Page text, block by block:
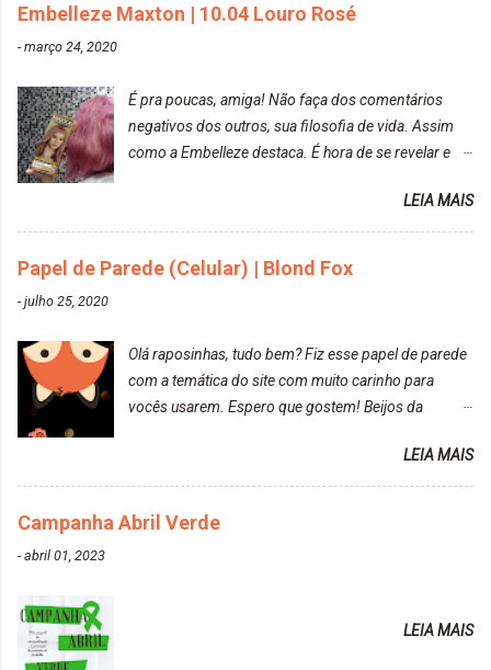
DekapColor. Adorei o resultado da limpeza. Ficou
DekapColor "Minha mãe é lindaaaaa" Para quem
não conhece, o DekapColor é um p...
Embelleze Maxton | 10.04 Louro Rosé
-março 24, 2020
É pra poucas, amiga! Não faça dos comentários
negativos dos outros, sua filosofia de vida. Assim
como a Embelleze destaca. É hora de se revelar e
vip Maxton liberdade para ser mais você Loiro Rosé
10.04. Após 30 minutos no cabelo, retirei o excesso
da tintura no banho e notei que os fios estavam
ressecados (Já ensinamos aqui no site, uma
caseira-cronograma-capilar.html ). Foi difícil retirar o
excesso. É uma tintura fácil de aplicar, o cheiro é
agradável. Cabelo antes da descoloração da raiz:
LIBERDADE PARA SER MAIS VOCÊ 10.04 LOURO
LEIA MAIS
Papel de Parede (Celular) | Blond Fox
-julho 25, 2020
Olá raposinhas, tudo bem? Fiz esse papel de parede
com a temática do site com muito carinho para
vocês usarem. Espero que gostem! Beijos da
LEIA MAIS
Campanha Abril Verde
-abril 01, 2023
LEIA MAIS